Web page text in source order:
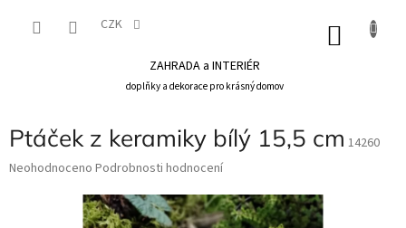
CZK
ZAHRADA a INTERIÉR
doplňky a dekorace pro krásný domov
Ptáček z keramiky bílý 15,5 cm 14260
Průměrné
Neohodnoceno Podrobnosti hodnocení